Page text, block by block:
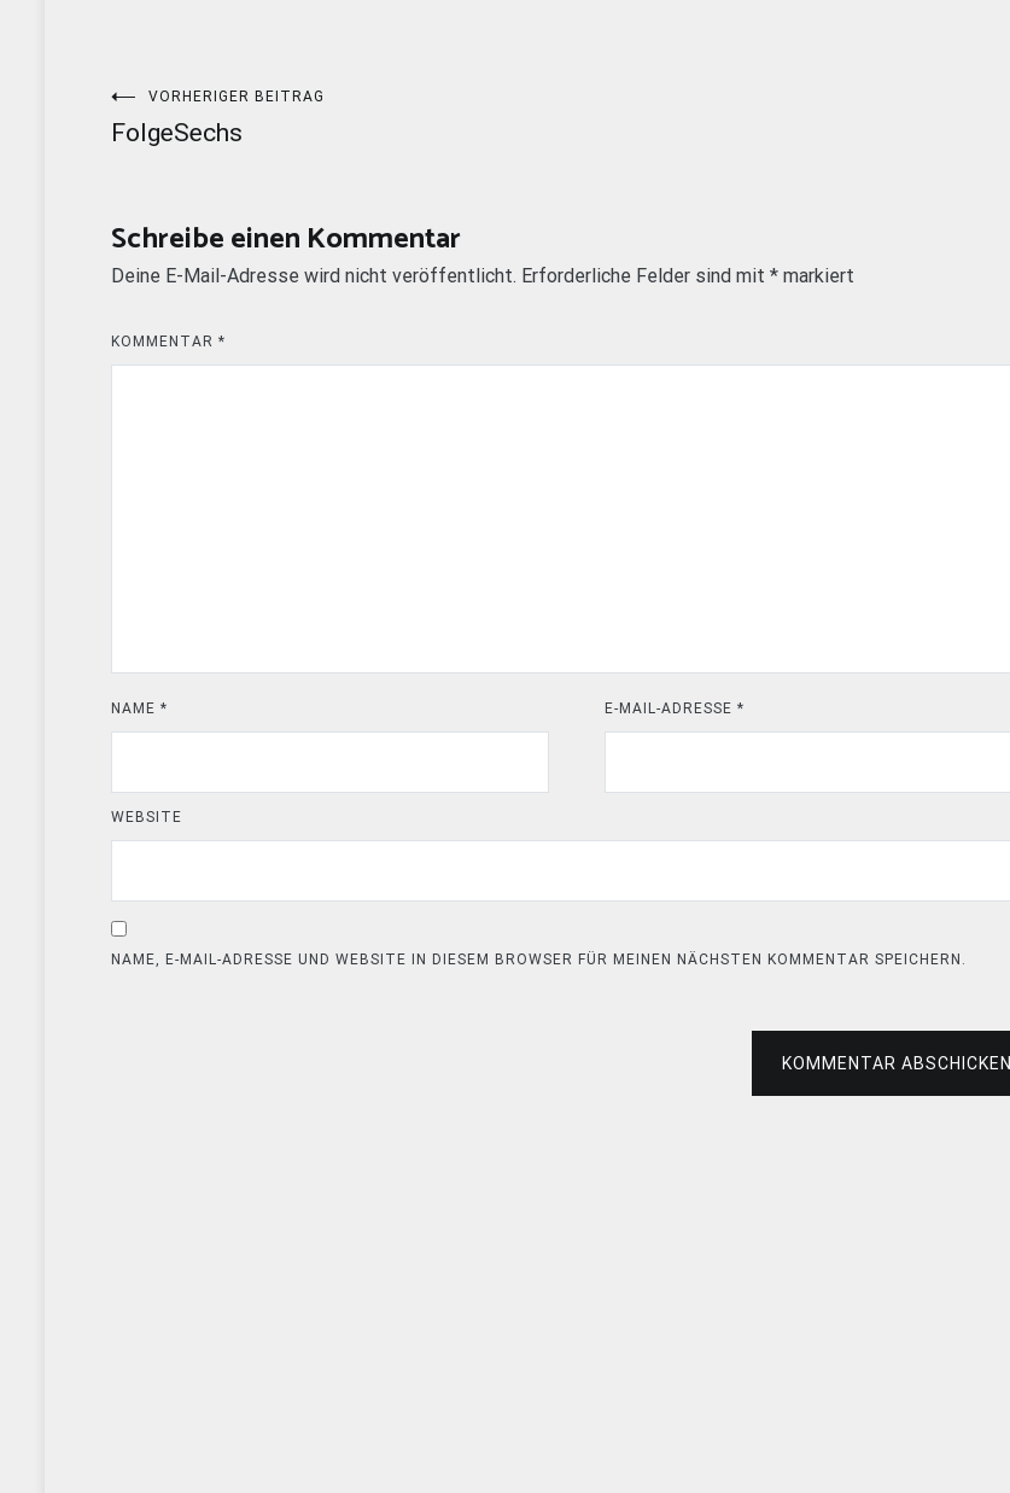
Beitragsnavigation
VORHERIGER BEITRAG
FolgeSechs
Schreibe einen Kommentar
Deine E-Mail-Adresse wird nicht veröffentlicht. Erforderliche Felder sind mit * markiert
KOMMENTAR *
NAME * E-MAIL-ADRESSE*
WEBSITE
NAME, E-MAIL-ADRESSE UND WEBSITE IN DIESEM BROWSER FÜR MEINEN NÄCHSTEN KOMMENTAR SPEICHERN.
KOMMENTAR ABSCHICKEN